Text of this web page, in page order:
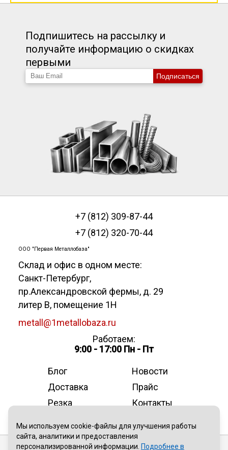
Подпишитесь на рассылку и
получайте информацию о скидках
первыми
Подписаться
+7 (812) 309-87-44
+7 (812) 320-70-44
ООО "Первая Металлобаза"
Склад и офис в одном месте:
Санкт-Петербург,
пр.Александровской фермы, д. 29
литер В, помещение 1Н
metall@1metallobaza.ru
Работаем:
9:00 - 17:00 Пн - Пт
Блог
Новости
Доставка
Прайс
Резка
Контакты
Мы используем cookie-файлы для улучшения работы
сайта, аналитики и предоставления
персонализированной информации. Подробнее в